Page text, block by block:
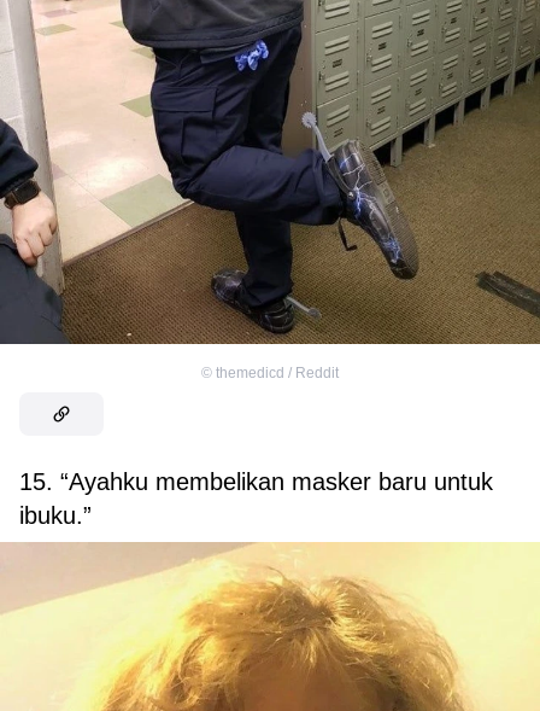
© themedicd / Reddit
15. “Ayahku membelikan masker baru untuk
ibuku.”